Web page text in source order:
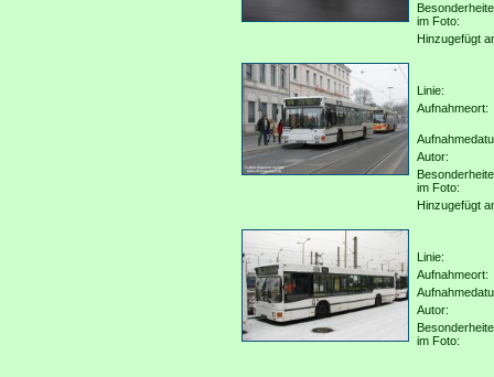
im Foto:
Hinzugefügt
Linie:
Aufnahmeort:
Autor:
im Foto:
Hinzugefügt
Linie:
Aufnahmeort:
Autor:
im Foto: